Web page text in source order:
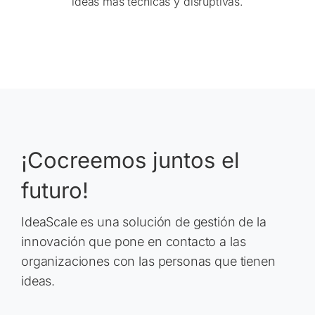
¡Cocreemos juntos el
futuro!
IdeaScale es una solución de gestión de la
innovación que pone en contacto a las
organizaciones con las personas que tienen
ideas.